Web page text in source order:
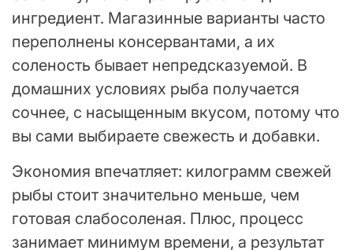
ингредиент. Магазинные варианты часто
переполнены консервантами, а их
соленость бывает непредсказуемой. В
домашних условиях рыба получается
сочнее, с насыщенным вкусом, потому что
вы сами выбираете свежесть и добавки.
Экономия впечатляет: килограмм свежей
рыбы стоит значительно меньше, чем
готовая слабосоленая. Плюс, процесс
занимает минимум времени, а результат